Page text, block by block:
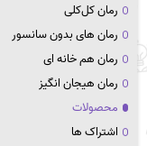
رمان کل‌کلی
رمان های بدون سانسور
رمان هم خانه ای
رمان هیجان انگیز
محصولات
اشتراک ها